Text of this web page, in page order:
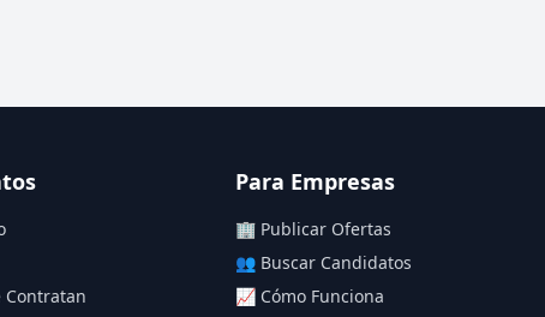
Contratan
Para Empresas
🏢 Publicar Ofertas
👥 Buscar Candidatos
📈 Cómo Funciona